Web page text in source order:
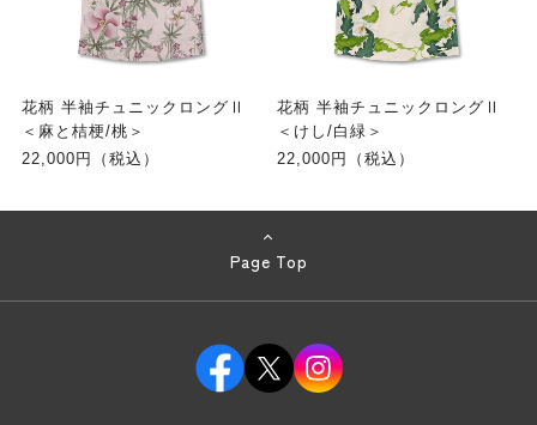
花柄 半袖チュニックロングⅡ
＜麻と桔梗/桃＞
22,000円（税込）
花柄 半袖チュニックロングⅡ
＜けし/白緑＞
22,000円（税込）
Page Top